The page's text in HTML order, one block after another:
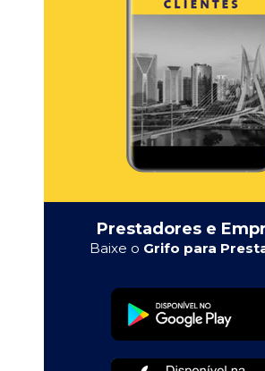
Prestadores e
Baixe o Grifo para